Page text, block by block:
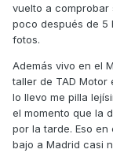
vuelto a comprobar
poco después de 5
fotos.
Además vivo en el
taller de TAD Motor
lo llevo me pilla
el momento que la
por la tarde. Eso
bajo a Madrid casi